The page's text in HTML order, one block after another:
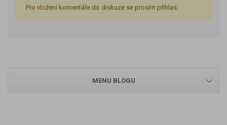
Pro vložení komentáře do diskuze se prosím přihlas.
MENU BLOGU